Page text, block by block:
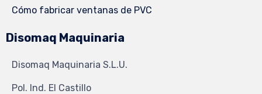
Cómo fabricar ventanas de PVC
Disomaq Maquinaria
Disomaq Maquinaria S.L.U.
Pol. Ind. El Castillo